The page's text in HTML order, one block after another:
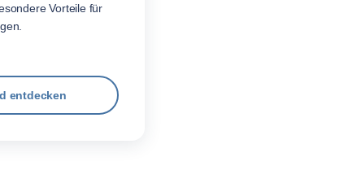
Vorteile für
entdecken